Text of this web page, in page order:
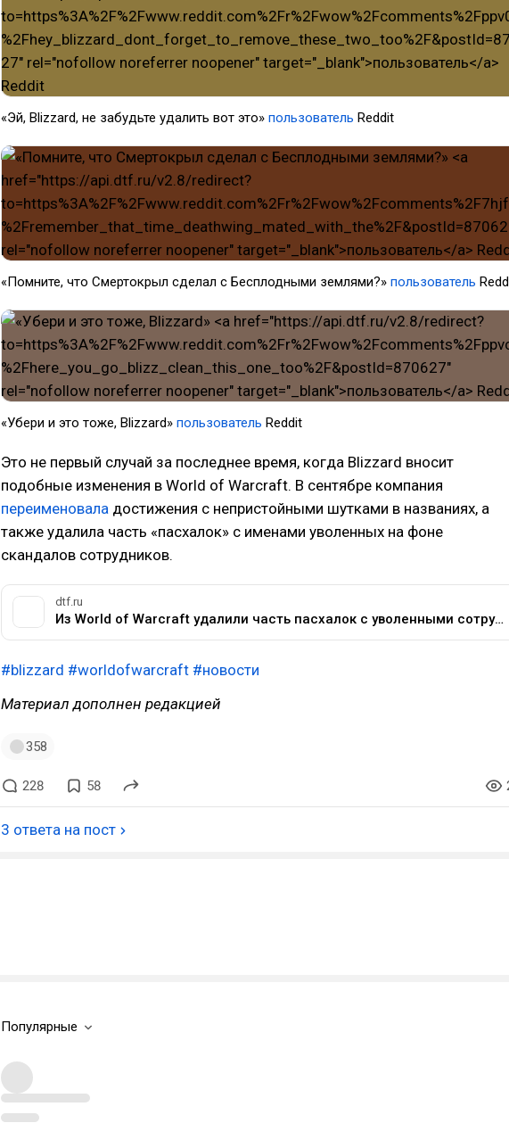
«Эй, Blizzard, не забудьте удалить вот это» пользователь Reddit
«Помните, что Смертокрыл сделал с Бесплодными землями?» пользователь
«Убери и это тоже, Blizzard» пользователь Reddit
Это не первый случай за последнее время, когда Blizzard вносит
подобные изменения в World of Warcraft. В сентябре компания
переименовала достижения с непристойными шутками в названиях, а
также удалила часть «пасхалок» с именами уволенных на фоне
скандалов сотрудников.
dtf.ru
Из World of Warcraft удалили часть пасхалок с уволенными сотрудниками — маршала Маккри переименовали в Пэттерсона — Игры на DTF
#blizzard #worldofwarcraft #новости
Материал дополнен редакцией
358
228 58
3 ответа на пост
Популярные